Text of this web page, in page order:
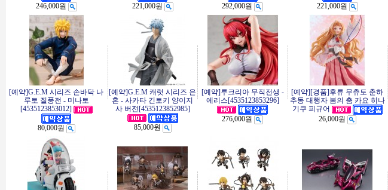
246,000원 221,000원 292,000원 221,000원
[예약]G.E.M 시리즈 손바닥 나
루토 질풍전 - 미나토
[4535123853012]
80,000원
[예약]G.E.M 캐럿 시리즈 은
혼 - 사카타 긴토키 양이지
사 버전[4535123852985]
85,000원
[예약]루크리아 무직전생 -
에리스[4535123853296]
276,000원
[예약][경품]후류 무츄토 춘하
추동 대행자 봄의 춤 카요 히나
기쿠 피규어
26,000원